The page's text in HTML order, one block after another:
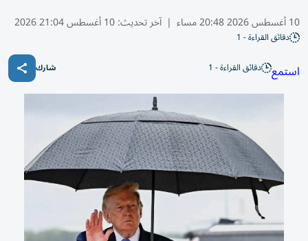
10 أغسطس 2026 20:48 مساء | آخر تحديث:10 أغسطس 21:04 2026
دقائق القراءة - 1
استمع دقائق القراءة - 1 شارك